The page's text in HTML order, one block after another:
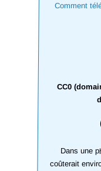
Comment
CC0
Dans une
coûterait